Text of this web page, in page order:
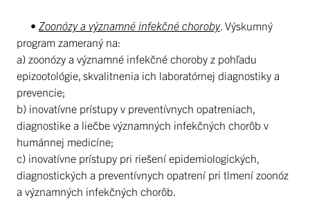
• Zoonózy a významné infekčné choroby. Výskumný
program zameraný na:
a) zoonózy a významné infekčné choroby z pohľadu
epizootológie, skvalitnenia ich laboratórnej diagnostiky a
prevencie;
b) inovatívne prístupy v preventívnych opatreniach,
diagnostike a liečbe významných infekčných chorôb v
humánnej medicíne;
c) inovatívne prístupy pri riešení epidemiologických,
diagnostických a preventívnych opatrení pri tlmení zoonóz
a významných infekčných chorôb.